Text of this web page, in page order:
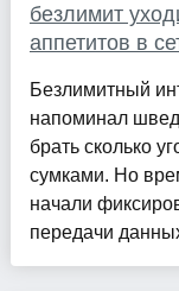
безлимит
аппетитов в
Безлимитный
напоминал
брать сколько
сумками. Но
начали
передачи